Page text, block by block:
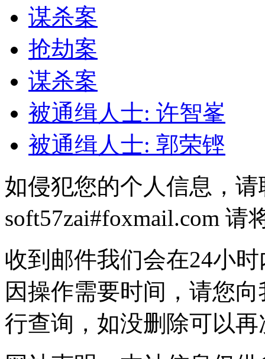
谋杀案
抢劫案
谋杀案
被通缉人士: 许智峯
被通缉人士: 郭荣铿
如侵犯您的个人信息，
soft57zai#foxmail.com 请
收到邮件我们会在24小
因操作需要时间，请您
行查询，如没删除可以